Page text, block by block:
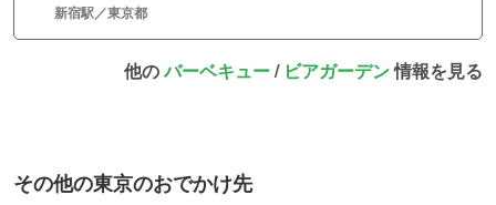
新宿駅／東京都
他のバーベキュー/ ビアガーデン情報を見る
その他の東京のおでかけ先